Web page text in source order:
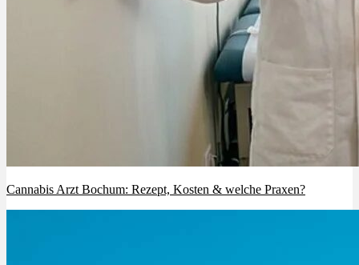
Cannabis Arzt Bochum: Rezept, Kosten & welche Praxen?